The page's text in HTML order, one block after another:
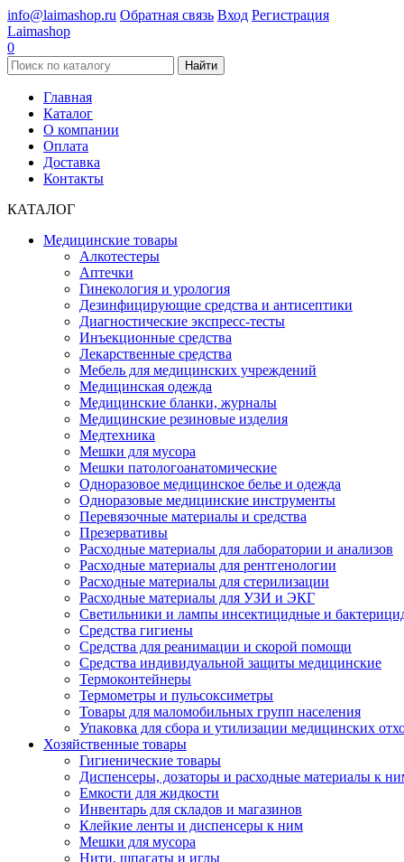
info@laimashop.ru Обратная связь Вход Регистрация
Laimashop
0
Найти
Главная
Каталог
О компании
Оплата
Доставка
Контакты
КАТАЛОГ
Медицинские товары
Алкотестеры
Аптечки
Гинекология и урология
Дезинфицирующие средства и антисептики
Диагностические экспресс-тесты
Инъекционные средства
Лекарственные средства
Мебель для медицинских учреждений
Медицинская одежда
Медицинские бланки, журналы
Медицинские резиновые изделия
Медтехника
Мешки для мусора
Мешки патологоанатомические
Одноразовое медицинское белье и одежда
Одноразовые медицинские инструменты
Перевязочные материалы и средства
Презервативы
Расходные материалы для лаборатории и анализов
Расходные материалы для рентгенологии
Расходные материалы для стерилизации
Расходные материалы для УЗИ и ЭКГ
Светильники и лампы инсектицидные и
Средства гигиены
Средства для реанимации и скорой помощи
Средства индивидуальной защиты медицинские
Термоконтейнеры
Термометры и пульсоксиметры
Товары для маломобильных групп населения
Упаковка для сбора и утилизации медицинских
Хозяйственные товары
Гигиенические товары
Диспенсеры, дозаторы и расходные материалы к
Емкости для жидкости
Инвентарь для складов и магазинов
Клейкие ленты и диспенсеры к ним
Мешки для мусора
Нити, шпагаты и иглы